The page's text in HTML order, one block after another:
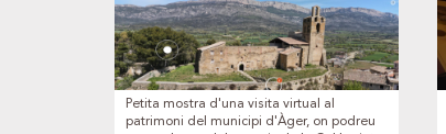
Petita mostra d'una visita virtual al
patrimoni del municipi d'Àger, on podreu